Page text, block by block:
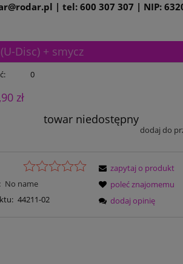
| tel: 600 307 307 | NIP:
Disc) + smycz
0
zł
towar niedostępny
dodaj do
No name
44211-02
zapytaj o produkt
poleć znajomemu
dodaj opinię